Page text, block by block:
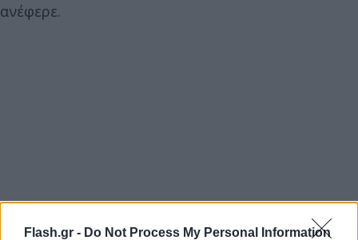
Flash.gr - Do Not Process My Personal Information
ανέφερε.
Στάλθηκε 112